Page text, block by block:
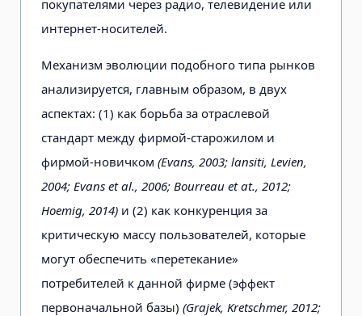
покупателями через радио, телевидение или
интернет-носителей.
Механизм эволюции подобного типа рынков
анализируется, главным образом, в двух
аспектах: (1) как борьба за отраслевой
стандарт между фирмой-старожилом и
фирмой-новичком (Evans, 2003; lansiti, Levien,
2004; Evans et al., 2006; Bourreau et at., 2012;
Hoemig, 2014) и (2) как конкуренция за
критическую массу пользователей, которые
могут обеспечить «перетекание»
потребителей к данной фирме (эффект
первоначальной базы) (Grajek, Kretschmer, 2012;